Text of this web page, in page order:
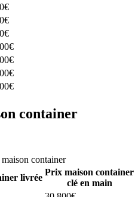
container
container
livrée
Prix maison container
clé en main